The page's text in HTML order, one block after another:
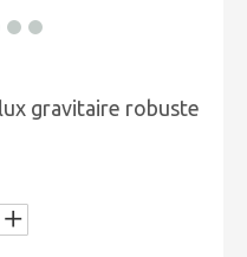
gravitaire robuste